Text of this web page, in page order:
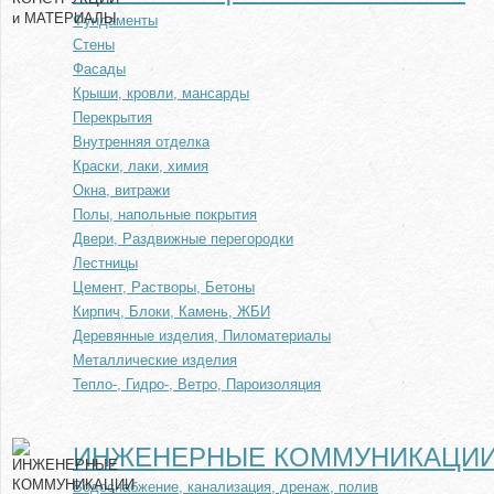
Фундаменты
Стены
Фасады
Крыши, кровли, мансарды
Перекрытия
Внутренняя отделка
Краски, лаки, химия
Окна, витражи
Полы, напольные покрытия
Двери, Раздвижные перегородки
Лестницы
Цемент, Растворы, Бетоны
Кирпич, Блоки, Камень, ЖБИ
Деревянные изделия, Пиломатериалы
Металлические изделия
Тепло-, Гидро-, Ветро, Пароизоляция
ИНЖЕНЕРНЫЕ
Водоснабжение, канализация, дренаж, полив